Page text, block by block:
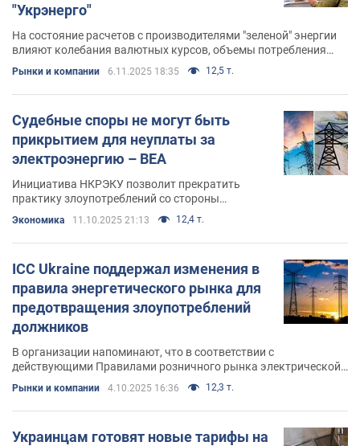
"Укрэнерго"
На состояние расчетов с производителями "зеленой" энергии
влияют колебания валютных курсов, объемы потребления
электроэнергии и макроэкономические тенденции
Рынки и компании 6.11.2025 18:35 12,5 т.
Судебные споры не могут быть
прикрытием для неуплаты за
электроэнергию – ВЕА
Инициатива НКРЭКУ позволит прекратить
практику злоупотреблений со стороны
небытовых потребителей-должников
Экономика 11.10.2025 21:13 12,4 т.
ICC Ukraine поддержал изменения в
правила энергетического рынка для
предотвращения злоупотреблений
должников
В организации напоминают, что в соответствии с
действующими Правилами розничного рынка электрической
энергии (ПРЭЭ), в п. 7.11 предусмотрена возможность
восстановления электроснабжения небытовым потребителям
в случае судебного обжалования отключения
Рынки и компании 4.10.2025 16:36 12,3 т.
Украинцам готовят новые тарифы на